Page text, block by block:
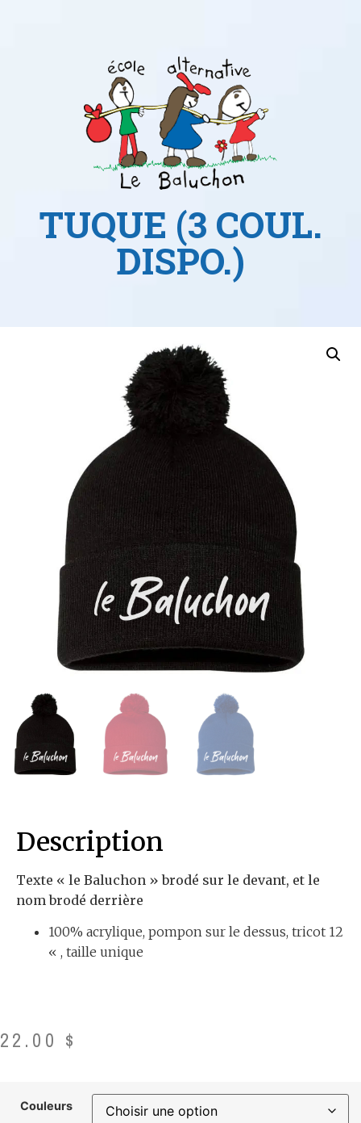
TUQUE (3 COUL.
DISPO.)
Description
Texte « le Baluchon » brodé sur le devant, et le
nom brodé derrière
100% acrylique, pompon sur le dessus, tricot 12
« , taille unique
22.00 $
Couleurs